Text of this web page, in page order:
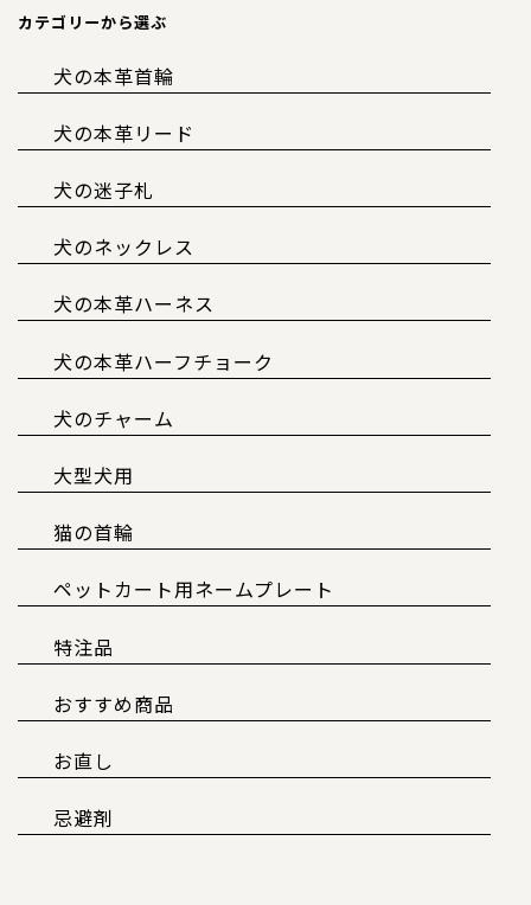
カテゴリーから選ぶ
犬の本革首輪
犬の本革リード
犬の迷子札
犬のネックレス
犬の本革ハーネス
犬の本革ハーフチョーク
犬のチャーム
大型犬用
猫の首輪
ペットカート用ネームプレート
特注品
おすすめ商品
お直し
忌避剤